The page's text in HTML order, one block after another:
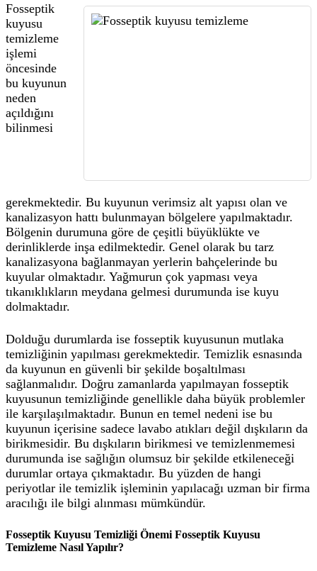
Fosseptik
kuyusu
temizleme
işlemi
öncesinde
bu kuyunun
neden
açıldığını
bilinmesi
gerekmektedir. Bu kuyunun verimsiz alt yapısı olan ve
kanalizasyon hattı bulunmayan bölgelere yapılmaktadır.
Bölgenin durumuna göre de çeşitli büyüklükte ve
derinliklerde inşa edilmektedir. Genel olarak bu tarz
kanalizasyona bağlanmayan yerlerin bahçelerinde bu
kuyular olmaktadır. Yağmurun çok yapması veya
tıkanıklıkların meydana gelmesi durumunda ise kuyu
dolmaktadır.
Dolduğu durumlarda ise fosseptik kuyusunun mutlaka
temizliğinin yapılması gerekmektedir. Temizlik esnasında
da kuyunun en güvenli bir şekilde boşaltılması
sağlanmalıdır. Doğru zamanlarda yapılmayan fosseptik
kuyusunun temizliğinde genellikle daha büyük problemler
ile karşılaşılmaktadır. Bunun en temel nedeni ise bu
kuyunun içerisine sadece lavabo atıkları değil dışkıların da
birikmesidir. Bu dışkıların birikmesi ve temizlenmemesi
durumunda ise sağlığın olumsuz bir şekilde etkileneceği
durumlar ortaya çıkmaktadır. Bu yüzden de hangi
periyotlar ile temizlik işleminin yapılacağı uzman bir firma
aracılığı ile bilgi alınması mümkündür.
Fosseptik Kuyusu Temizliği Önemi Fosseptik Kuyusu
Temizleme Nasıl Yapılır?